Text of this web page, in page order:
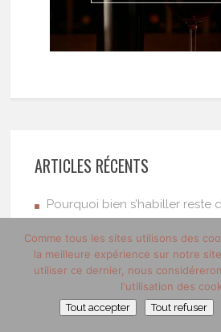
ARTICLES RÉCENTS
Pourquoi bien s’habiller reste
Degusta Box : la sélection des
incontournables de l’été
Boîte de vitesse manuelle :
Comme tous les sites utilisons des
la meilleure expérience sur notre
utiliser ce dernier, nous
l'utilisation des
Tout accepter Tout refuser